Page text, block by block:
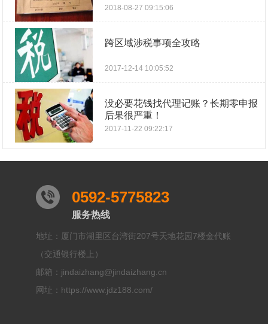
2018-08-27 09:15:06
跨区域涉税事项全攻略
2017-12-14 10:05:52
没必要花钱找代理记账？长期零申报
后果很严重！
2017-11-22 09:22:17
0592-5775823
服务热线
地址：厦门市湖里区台湾街207号天地花园7楼金代账
（交通银行楼上）
邮箱：jindaizhang@jindaizhang.cn
网址：https://www.jdz188.com/